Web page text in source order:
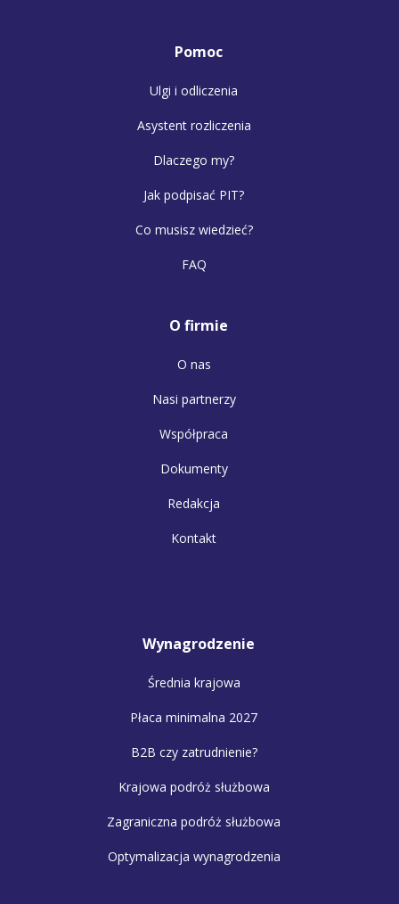
Pomoc
Ulgi i odliczenia
Asystent rozliczenia
Dlaczego my?
Jak podpisać PIT?
Co musisz wiedzieć?
FAQ
O firmie
O nas
Nasi partnerzy
Współpraca
Dokumenty
Redakcja
Kontakt
Wynagrodzenie
Średnia krajowa
Płaca minimalna 2027
B2B czy zatrudnienie?
Krajowa podróż służbowa
Zagraniczna podróż służbowa
Optymalizacja wynagrodzenia